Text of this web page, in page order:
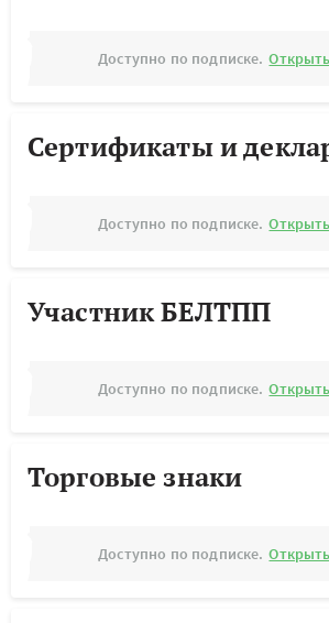
Доступно по подписке.
Сертификаты и
Доступно по подписке.
Участник БЕЛТПП
Доступно по подписке.
Торговые знаки
Доступно по подписке.